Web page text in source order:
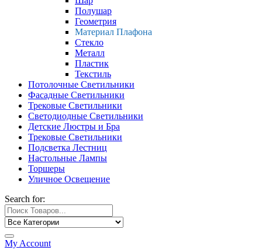
Полушар
Геометрия
Материал Плафона
Стекло
Металл
Пластик
Текстиль
Потолочные Светильники
Фасадные Светильники
Трековые Светильники
Светодиодные Светильники
Детские Люстры и Бра
Трековые Светильники
Подсветка Лестниц
Настольные Лампы
Торшеры
Уличное Освещение
Search for:
My Account